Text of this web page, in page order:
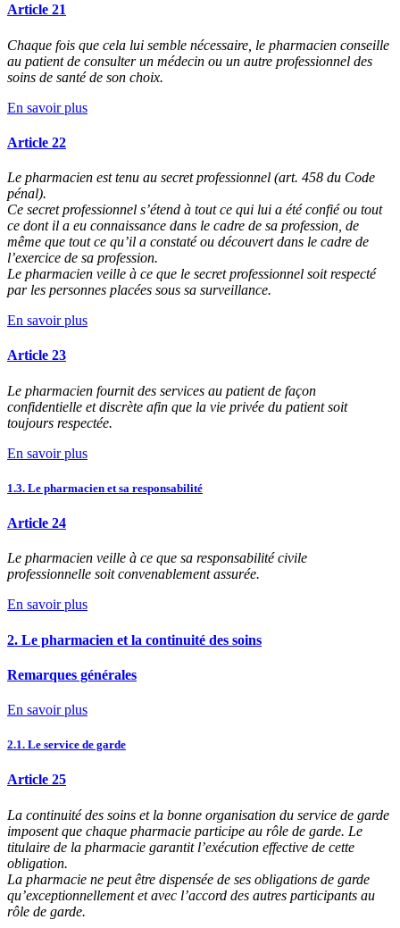
Article 21
Chaque fois que cela lui semble nécessaire, le pharmacien conseille
au patient de consulter un médecin ou un autre professionnel des
soins de santé de son choix.
En savoir plus
Article 22
Le pharmacien est tenu au secret professionnel (art. 458 du Code
pénal).
Ce secret professionnel s’étend à tout ce qui lui a été confié ou tout
ce dont il a eu connaissance dans le cadre de sa profession, de
même que tout ce qu’il a constaté ou découvert dans le cadre de
l’exercice de sa profession.
Le pharmacien veille à ce que le secret professionnel soit respecté
par les personnes placées sous sa surveillance.
En savoir plus
Article 23
Le pharmacien fournit des services au patient de façon
confidentielle et discrète afin que la vie privée du patient soit
toujours respectée.
En savoir plus
1.3. Le pharmacien et sa responsabilité
Article 24
Le pharmacien veille à ce que sa responsabilité civile
professionnelle soit convenablement assurée.
En savoir plus
2. Le pharmacien et la continuité des soins
Remarques générales
En savoir plus
2.1. Le service de garde
Article 25
La continuité des soins et la bonne organisation du service de garde
imposent que chaque pharmacie participe au rôle de garde. Le
titulaire de la pharmacie garantit l’exécution effective de cette
obligation.
La pharmacie ne peut être dispensée de ses obligations de garde
qu’exceptionnellement et avec l’accord des autres participants au
rôle de garde.